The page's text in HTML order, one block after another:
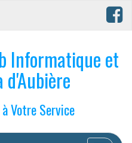
Informatique et
Votre Service